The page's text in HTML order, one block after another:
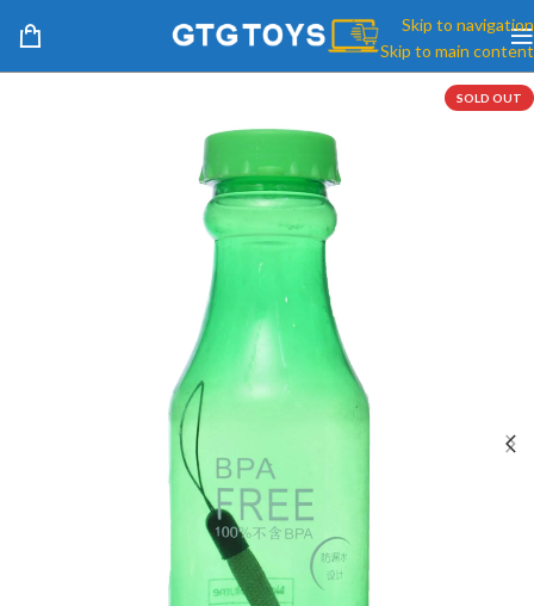
Skip to navigation
Skip to main content
SOLD OUT